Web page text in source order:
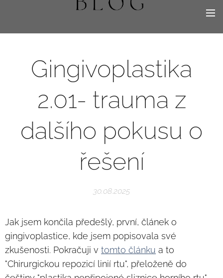
Gingivoplastika
2.01- trauma z
dalšího pokusu o
řešení
30.08.2025
Jak jsem končila předešlý, první, článek o
gingivoplastice, kde jsem popisovala své
zkušenosti. Pokračuji v tomto článku a to
"Chirurgickou repozicí linií rtu", přeloženě do